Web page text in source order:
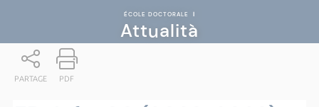
ÉCOLE DOCTORALE |
Attualità
PARTAGE PDF